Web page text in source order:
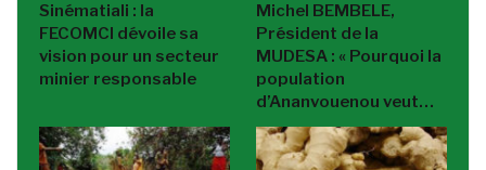
Sinématiali : la
FECOMCI dévoile sa
vision pour un secteur
minier responsable
Michel BEMBELE,
Président de la
MUDESA : « Pourquoi la
population
d’Ananvouenou veut…